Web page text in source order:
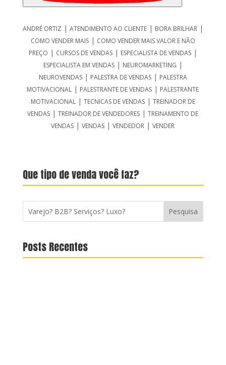
ANDRÉ ORTIZ | ATENDIMENTO AO CLIENTE| BORA BRILHAR |
COMO VENDER MAIS| COMO VENDER MAIS VALOR E NÃO
PREÇO | CURSOS DE VENDAS| ESPECIALISTA DE VENDAS|
ESPECIALISTA EM VENDAS| NEUROMARKETING |
NEUROVENDAS| PALESTRA DE VENDAS| PALESTRA
MOTIVACIONAL | PALESTRANTE DE VENDAS | PALESTRANTE
MOTIVACIONAL | TECNICAS DE VENDAS| TREINADOR DE
VENDAS |TREINADOR DE VENDEDORES |TREINAMENTO DE
VENDAS |VENDAS |VENDEDOR |VENDER
Que tipo de venda você faz?
Posts Recentes